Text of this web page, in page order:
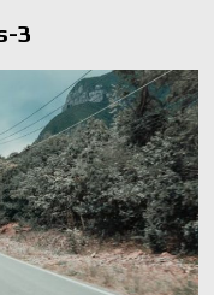
riêng luôn ghi điểm
và AI agent
chi phí vận hành
web phản hồi
3